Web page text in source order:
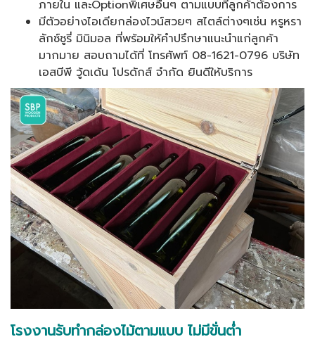
ภายใน และOptionพิเศษอื่นๆ ตามแบบที่ลูกค้าต้องการ
มีตัวอย่างไอเดียกล่องไวน์สวยๆ สไตล์ต่างๆเช่น หรูหรา
ลักซ์ชูรี่ มินิมอล ที่พร้อมให้คำปรึกษาแนะนำแก่ลูกค้า
มากมาย สอบถามได้ที่ โทรศัพท์ 08-1621-0796 บริษัท
เอสบีพี วู้ดเด้น โปรดักส์ จำกัด ยินดีให้บริการ
โรงงานรับทำกล่องไม้ตามแบบ ไม่มีขั่นต่ำ